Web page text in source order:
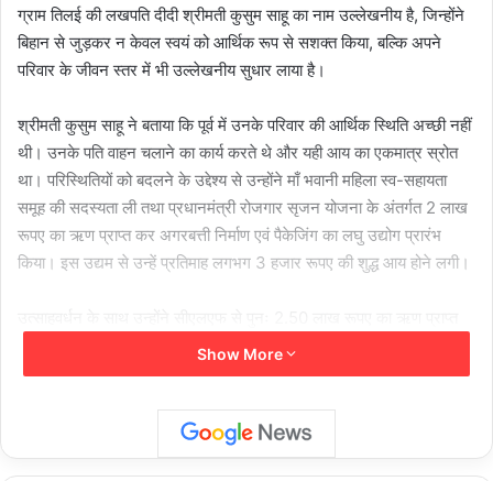
ग्राम तिलई की लखपति दीदी श्रीमती कुसुम साहू का नाम उल्लेखनीय है, जिन्होंने
बिहान से जुड़कर न केवल स्वयं को आर्थिक रूप से सशक्त किया, बल्कि अपने
परिवार के जीवन स्तर में भी उल्लेखनीय सुधार लाया है।
श्रीमती कुसुम साहू ने बताया कि पूर्व में उनके परिवार की आर्थिक स्थिति अच्छी नहीं
थी। उनके पति वाहन चलाने का कार्य करते थे और यही आय का एकमात्र स्रोत
था। परिस्थितियों को बदलने के उद्देश्य से उन्होंने माँ भवानी महिला स्व-सहायता
समूह की सदस्यता ली तथा प्रधानमंत्री रोजगार सृजन योजना के अंतर्गत 2 लाख
रूपए का ऋण प्राप्त कर अगरबत्ती निर्माण एवं पैकेजिंग का लघु उद्योग प्रारंभ
किया। इस उद्यम से उन्हें प्रतिमाह लगभग 3 हजार रूपए की शुद्ध आय होने लगी।
कर ‘श्री साहू साड़ी रेडिमेड वस्त्रालय’ की स्थापना की, जिससे उन्हें प्रतिमाह 10
से 15 हजार रूपए तक की शुद्ध आय प्राप्त हो रही है। वर्तमान में उनकी वार्षिक आय
Show More